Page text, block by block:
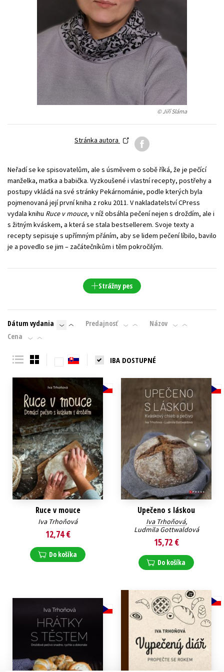
Technické vedy
Učebnice
Umenie a kultúra
Výchova a pedagogika
Young adult
Young adult (SK)
Zdravie a životný štýl
Všetky tituly
© Jiří Sláma
Stránka autora
Neřadí se ke spisovatelům, ale s úsměvem o sobě říká, že je pečící
manželka, matka a babička. Vyzkoušené i vlastní recepty, postřehy a
postupy vkládá na své stránky Pekárnománie, podle kterých byla
pojmenovaná její první kniha z roku 2011. V nakladatelství CPress
vydala knihu Ruce v mouce, v níž obsáhla pečení nejen s droždím, ale i
s žitným kváskem, a která se stala bestsellerem. Svoje texty a
recepty sepisuje s upřímným přáním, aby se lidem pečení líbilo, bavilo
je a povedlo se jim – začátečníkům i těm pokročilým.
Strážny pes
Dátum vydania Predajnosť
Názov
Cena
IBA DOSTUPNÉ
Ruce v mouce
Iva Trhoňová
12,74 €
Do košíka
Upečeno s láskou
Iva Trhoňová,
Ludmila Gottwaldová
15,72 €
Do košíka